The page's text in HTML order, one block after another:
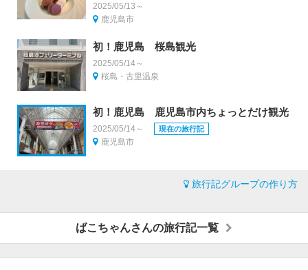
2025/05/13～
鹿児島市
初！鹿児島 桜島観光
2025/05/14～
桜島・古里温泉
初！鹿児島 鹿児島市内ちょっとだけ観光
2025/05/14～ 現在の旅行記
鹿児島市
旅行記グループの作り方
ばこちゃんさんの旅行記一覧